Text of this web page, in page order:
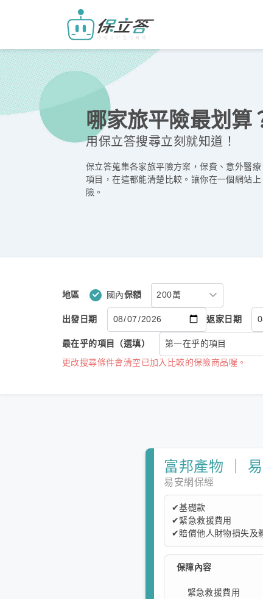
哪家旅平險最划算
用保立答搜尋立刻就知道！
保立答蒐集各家旅平險方案，保費、意外醫
項目，在這都能清楚比較。讓你在一個網站
險。
地區 國內保額
出發日期 返家日期
最在乎的項目（選填）
更改搜尋條件會清空已加入比較的保險商品喔。
富邦產物 ｜
易安網保經
✔基礎款
✔緊急救援費用
✔賠償他人財物損失及
度。
保障內容
緊急救援費用